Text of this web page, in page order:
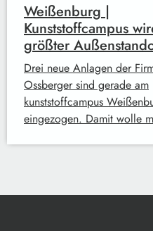
Weißenburg |
Kunststoffcampus
größter
Drei neue Anlagen der
Ossberger sind gerade am
kunststoffcampus
eingezogen. Damit wolle